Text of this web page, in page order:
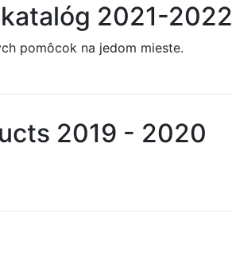
2021-2022
pomôcok na jedom mieste.
2019 - 2020